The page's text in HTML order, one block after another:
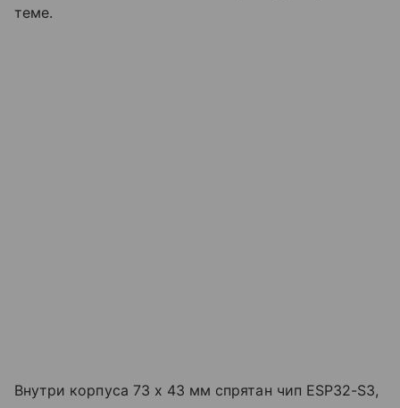
теме.
Внутри корпуса 73 x 43 мм спрятан чип ESP32-S3,